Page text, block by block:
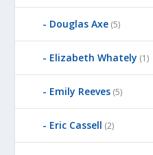
Douglas Axe (5)
Elizabeth Whately (1)
Emily Reeves (5)
Eric Cassell (2)